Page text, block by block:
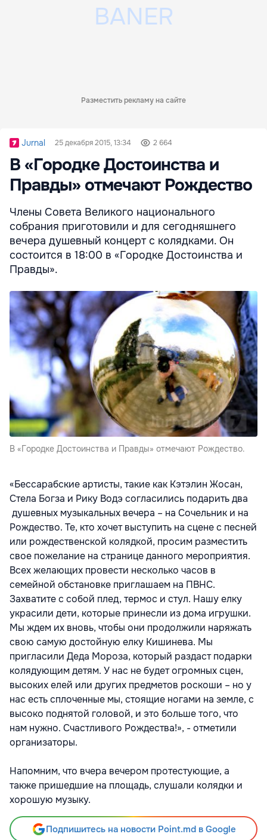
Разместить рекламу на сайте
Jurnal 25 декабря 2015, 13:34 2 664
В «Городке Достоинства и
Правды» отмечают Рождество
Члены Совета Великого национального
собрания приготовили и для сегодняшнего
вечера душевный концерт с колядками. Он
состоится в 18:00 в «Городке Достоинства и
Правды».
В «Городке Достоинства и Правды» отмечают Рождество.
«Бессарабские артисты, такие как Кэтэлин Жосан,
Стела Богза и Рику Водэ согласились подарить два
душевных музыкальных вечера – на Сочельник и на
Рождество. Те, кто хочет выступить на сцене с песней
или рождественской колядкой, просим разместить
свое пожелание на странице данного мероприятия.
Всех желающих провести несколько часов в
семейной обстановке приглашаем на ПВНС.
Захватите с собой плед, термос и стул. Нашу елку
украсили дети, которые принесли из дома игрушки.
Мы ждем их вновь, чтобы они продолжили наряжать
свою самую достойную елку Кишинева. Мы
пригласили Деда Мороза, который раздаст подарки
колядующим детям. У нас не будет огромных сцен,
высоких елей или других предметов роскоши – но у
нас есть сплоченные мы, стоящие ногами на земле, с
высоко поднятой головой, и это больше того, что
нам нужно. Счастливого Рождества!», - отметили
организаторы.
Напомним, что вчера вечером протестующие, а
также пришедшие на площадь, слушали колядки и
хорошую музыку.
Подпишитесь на новости Point.md в Google